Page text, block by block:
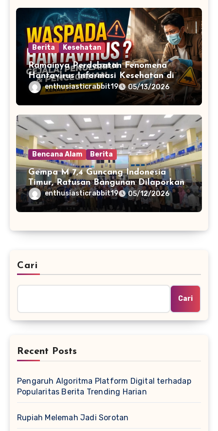
Berita Kesehatan
Ramainya Perdebatan Fenomena
Hantavirus Informasi Kesehatan di
Media Sosial
enthusiasticrabbit19 05/13/2026
Bencana Alam Berita
Gempa M 7,4 Guncang Indonesia
Timur, Ratusan Bangunan Dilaporkan
Rusakenthusiasticrabbit19 05/12/2026
Cari
Cari
Recent Posts
Pengaruh Algoritma Platform Digital terhadap
Popularitas Berita Trending Harian
Rupiah Melemah Jadi Sorotan